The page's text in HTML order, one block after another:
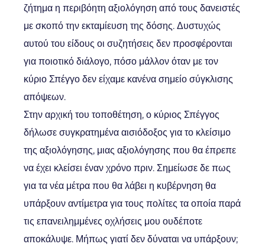
ζήτημα η περιβόητη αξιολόγηση από τους δανειστές
με σκοπό την εκταμίευση της δόσης. Δυστυχώς
αυτού του είδους οι συζητήσεις δεν προσφέρονται
για ποιοτικό διάλογο, πόσο μάλλον όταν με τον
κύριο Σπέγγο δεν είχαμε κανένα σημείο σύγκλισης
απόψεων.
Στην αρχική του τοποθέτηση, ο κύριος Σπέγγος
δήλωσε συγκρατημένα αισιόδοξος για το κλείσιμο
της αξιολόγησης, μιας αξιολόγησης που θα έπρεπε
να έχει κλείσει έναν χρόνο πριν. Σημείωσε δε πως
για τα νέα μέτρα που θα λάβει η κυβέρνηση θα
υπάρξουν αντίμετρα για τους πολίτες τα οποία παρά
τις επανειλημμένες οχλήσεις μου ουδέποτε
αποκάλυψε. Μήπως γιατί δεν δύναται να υπάρξουν;